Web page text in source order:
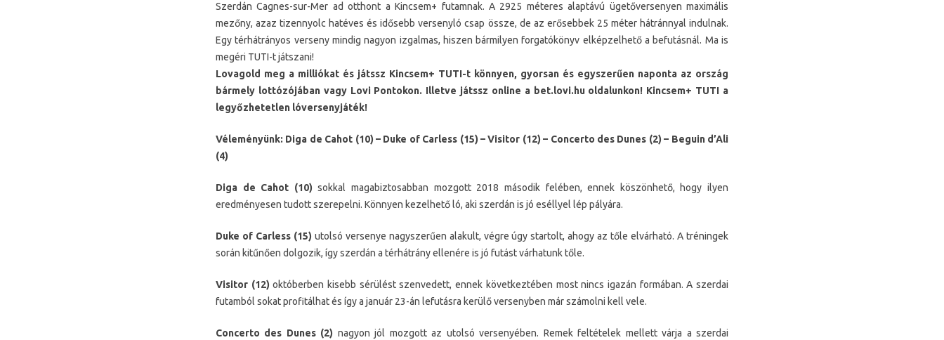
Szerdán Cagnes-sur-Mer ad otthont a Kincsem+ futamnak. A 2925 méteres alaptávú ügetőversenyen maximális
mezőny, azaz tizennyolc hatéves és idősebb versenyló csap össze, de az erősebbek 25 méter hátránnyal indulnak.
Egy térhátrányos verseny mindig nagyon izgalmas, hiszen bármilyen forgatókönyv elképzelhető a befutásnál. Ma is
megéri TUTI-t játszani!
Lovagold meg a milliókat és játssz Kincsem+ TUTI-t könnyen, gyorsan és egyszerűen naponta az ország
bármely lottózójában vagy Lovi Pontokon. Illetve játssz online a bet.lovi.hu oldalunkon! Kincsem+ TUTI a
legyőzhetetlen lóversenyjáték!
Véleményünk: Diga de Cahot (10) – Duke of Carless (15) – Visitor (12) – Concerto des Dunes (2) – Beguin d’Ali
(4)
Diga de Cahot (10) sokkal magabiztosabban mozgott 2018 második felében, ennek köszönhető, hogy ilyen
eredményesen tudott szerepelni. Könnyen kezelhető ló, aki szerdán is jó eséllyel lép pályára.
Duke of Carless (15) utolsó versenye nagyszerűen alakult, végre úgy startolt, ahogy az tőle elvárható. A tréningek
során kitűnően dolgozik, így szerdán a térhátrány ellenére is jó futást várhatunk tőle.
Visitor (12) októberben kisebb sérülést szenvedett, ennek következtében most nincs igazán formában. A szerdai
futamból sokat profitálhat és így a január 23-án lefutásra kerülő versenyben már számolni kell vele.
Concerto des Dunes (2) nagyon jól mozgott az utolsó versenyében. Remek feltételek mellett várja a szerdai